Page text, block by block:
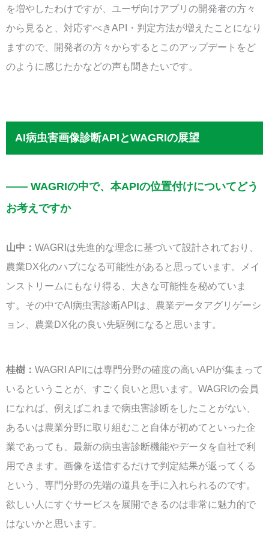
を増やしたわけですが、ユーザ向けアプリの開発者の方々
から見ると、対応すべきAPI・判定方法が増えたことになり
ますので、開発者の方々からするとこのアップデートをど
のように感じたかなどの声も聞きたいです。
AI病虫害画像診断APIとWAGRIの展望
—— WAGRIの中で、本APIの位置付けについてどう
お考えですか
山中： WAGRIは先進的な理念に基づいて設計されており、
農業DX化のハブになる可能性があると思っています。メイ
ンストリームにもなり得る、大きな可能性を秘めていま
す。その中でAI病虫害診断APIは、農業データアグリゲーシ
ョン、農業DX化の良い先駆例になると思います。
桂樹： WAGRI APIには専門分野の確度の高いAPIが集まって
いるということが、すごく良いと思います。WAGRIの会員
になれば、例えばこれまで病虫害診断をしたことがない、
あるいは農業分野に取り組むこと自体が初めてといった企
業であっても、最新の病虫害診断機能やデータを自社で利
用できます。画像を送信するだけで判定結果が返ってくる
という、専門分野の先端の道具を手に入れられるのです。
欲しい人にすぐサービスを展開できるのは非常に魅力的で
はないかと思います。